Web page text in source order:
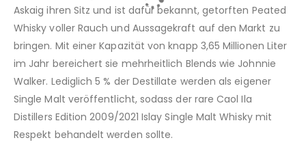
Askaig ihren Sitz und ist dafür bekannt, getorften Peated
Whisky voller Rauch und Aussagekraft auf den Markt zu
bringen. Mit einer Kapazität von knapp 3,65 Millionen Liter
im Jahr bereichert sie mehrheitlich Blends wie Johnnie
Walker. Lediglich 5 % der Destillate werden als eigener
Single Malt veröffentlicht, sodass der rare Caol Ila
Distillers Edition 2009/2021 Islay Single Malt Whisky mit
Respekt behandelt werden sollte.